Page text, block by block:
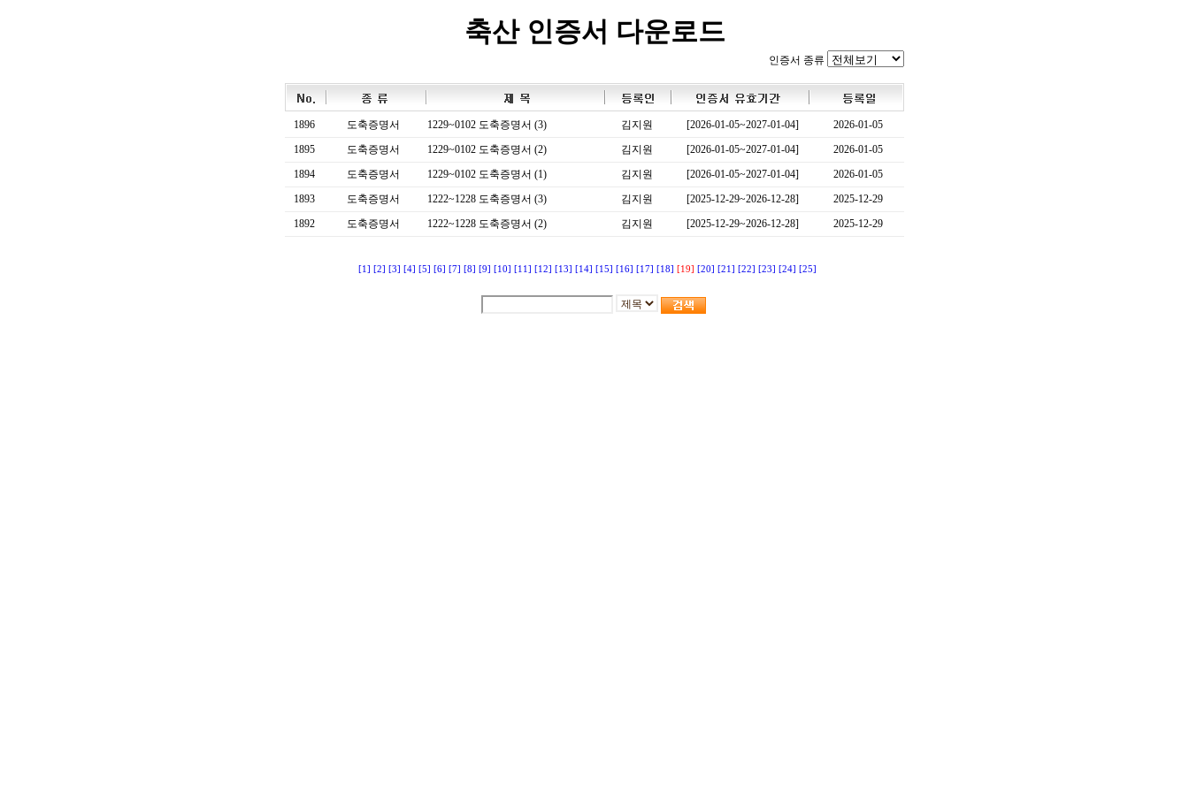
축산 인증서 다운로드
인증서 종류
1896 도축증명서 1229~0102 도축증명서 (3) 김지원 [2026-01-05~2027-01-04]
2026-01-05
1895
도축증명서 1229~0102 도축증명서 (2) 김지원 [2026-01-05~2027-01-04]
2026-01-05
1894
도축증명서 1229~0102 도축증명서 (1) 김지원 [2026-01-05~2027-01-04]
2026-01-05
1893
도축증명서 1222~1228 도축증명서 (3) 김지원 [2025-12-29~2026-12-28]
2025-12-29
1892
도축증명서 1222~1228 도축증명서 (2) 김지원 [2025-12-29~2026-12-28] 2025-12-29
[1] [2] [3] [4] [5] [6] [7] [8] [9] [10] [11] [12] [13] [14] [15] [16] [17] [18] [19] [20] [21] [22] [23] [24] [25]